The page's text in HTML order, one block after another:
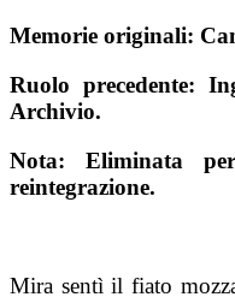
Memorie originali:
Ruolo precedente:
Archivio.
Nota: Eliminata
reintegrazione.
Mira sentì il fiato